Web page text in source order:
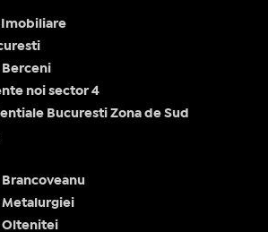
Imobiliare
noi sector 4
Bucuresti Zona de Sud
Oltenitei